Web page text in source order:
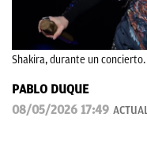
Shakira, durante un concierto.
PABLO DUQUE
08/05/2026 17:49